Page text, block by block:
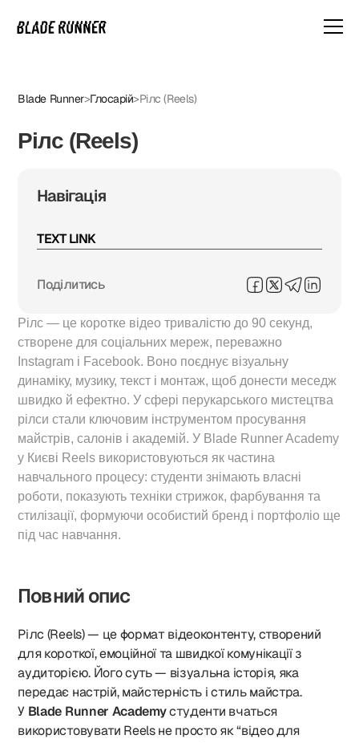
Blade Runner>Глосарій>Рілс (Reels)
Рілс (Reels)
Навігація
TEXT LINK
Поділитись
Рілс — це коротке відео тривалістю до 90 секунд,
створене для соціальних мереж, переважно
Instagram і Facebook. Воно поєднує візуальну
динаміку, музику, текст і монтаж, щоб донести меседж
швидко й ефектно. У сфері перукарського мистецтва
рілси стали ключовим інструментом просування
майстрів, салонів і академій. У Blade Runner Academy
у Києві Reels використовуються як частина
навчального процесу: студенти знімають власні
роботи, показують техніки стрижок, фарбування та
стилізації, формуючи особистий бренд і портфоліо ще
під час навчання.
Повний опис
Рілс (Reels) — це формат відеоконтенту, створений
для короткої, емоційної та швидкої комунікації з
аудиторією. Його суть — візуальна історія, яка
передає настрій, майстерність і стиль майстра.
У Blade Runner Academyстуденти вчаться
використовувати Reels не просто як “відео для